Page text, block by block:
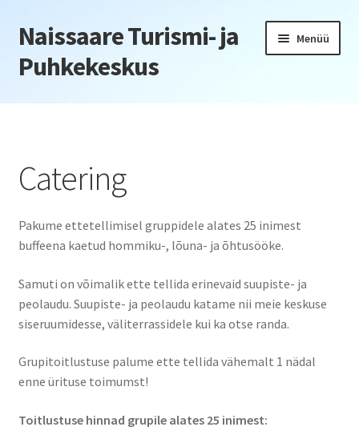
Liigu
navigeerimisele
Liigu
sisu
juurde
Naissaare Turismi- ja
Puhkekeskus
Menüü
Esileht
Jõulupeod
Kliendiüritus
Õppepäevad
Seminarid
Catering
Pakume ettetellimisel gruppidele alates 25 inimest
buffeena kaetud hommiku-, lõuna- ja õhtusööke.
Samuti on võimalik ette tellida erinevaid suupiste- ja
peolaudu. Suupiste- ja peolaudu katame nii meie keskuse
siseruumidesse, väliterrassidele kui ka otse randa.
Grupitoitlustuse palume ette tellida vähemalt 1 nädal
enne ürituse toimumst!
Toitlustuse hinnad grupile alates 25 inimest: